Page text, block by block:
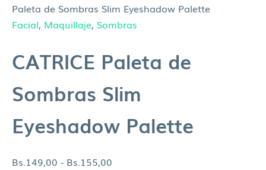
Paleta de Sombras Slim Eyeshadow Palette
Facial, Maquillaje, Sombras
CATRICE Paleta de
Sombras Slim
Eyeshadow Palette
Bs.149,00 - Bs.155,00